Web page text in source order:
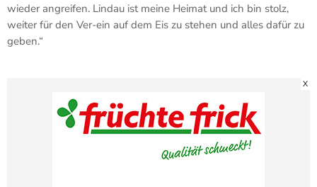
wieder angreifen. Lindau ist meine Heimat und ich bin stolz,
weiter für den Ver-ein auf dem Eis zu stehen und alles dafür zu
geben.“
X